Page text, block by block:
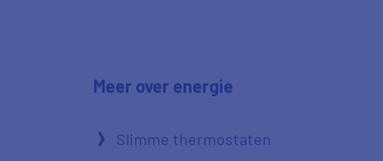
Meer over energie
Slimme thermostaten